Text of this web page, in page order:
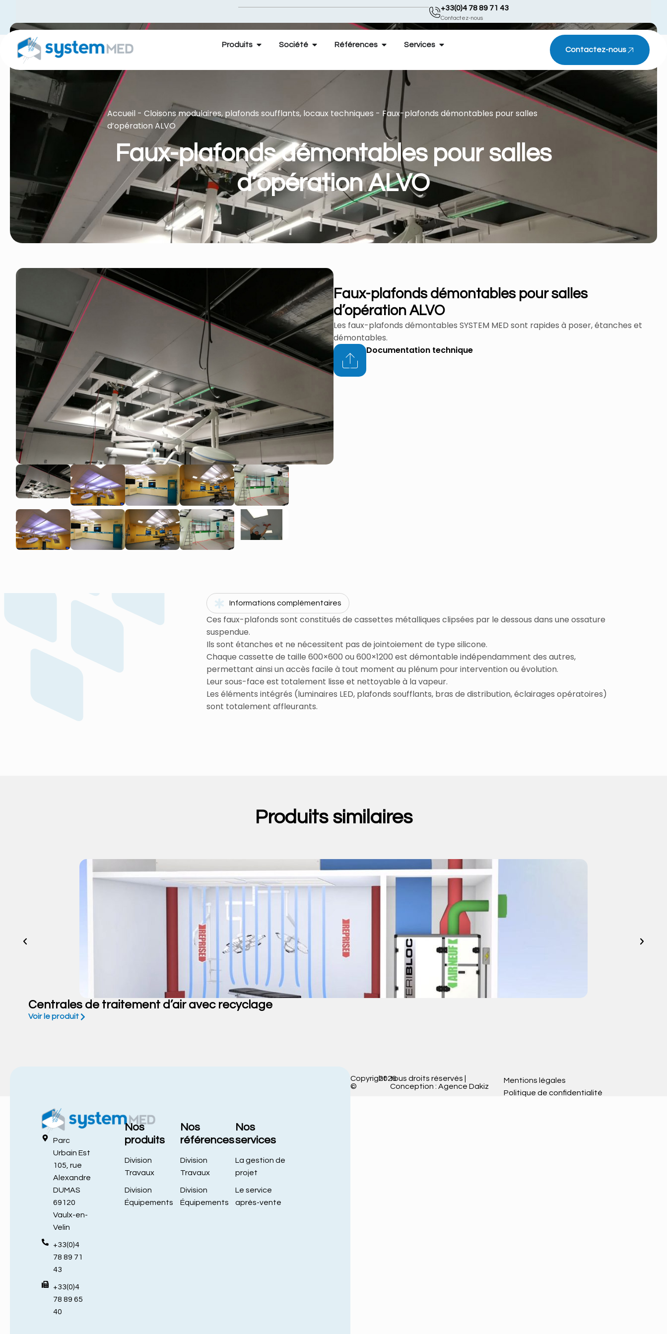
+33(0)4 78 89 71 43
Contactez-nous
Produits Société Références Services
Contactez-nous
Accueil- Cloisons modulaires, plafonds soufflants, locaux techniques - Faux-plafonds démontables pour salles
d’opération ALVO
Faux-plafonds démontables pour salles
d’opération ALVO
Faux-plafonds démontables pour salles
d’opération ALVO
Les faux-plafonds démontables SYSTEM MED sont rapides à poser, étanches et
démontables.
Documentation technique
Informations complémentaires
Ces faux-plafonds sont constitués de cassettes métalliques clipsées par le dessous dans une ossature
suspendue.
Ils sont étanches et ne nécessitent pas de jointoiement de type silicone.
Chaque cassette de taille 600×600 ou 600×1200 est démontable indépendamment des autres,
permettant ainsi un accès facile à tout moment au plénum pour intervention ou évolution.
Leur sous-face est totalement lisse et nettoyable à la vapeur.
Les éléments intégrés (luminaires LED, plafonds soufflants, bras de distribution, éclairages opératoires)
sont totalement affleurants.
Produits similaires
Centrales de traitement d’air avec recyclage
Voir le produit
Parc
Urbain Est
105, rue
Alexandre
DUMAS
69120
Vaulx-en-
Velin
+33(0)4
78 89 71
43
+33(0)4
78 89 65
40
Nos
produits
Division
Travaux
Division
Équipements
Nos
références
Division
Travaux
Division
Équipements
Nos
services
La gestion de
projet
Le service
après-vente
Copyright
©
2026tous droits réservés |
Conception : Agence Dakiz
Mentions légales
Politique de confidentialité